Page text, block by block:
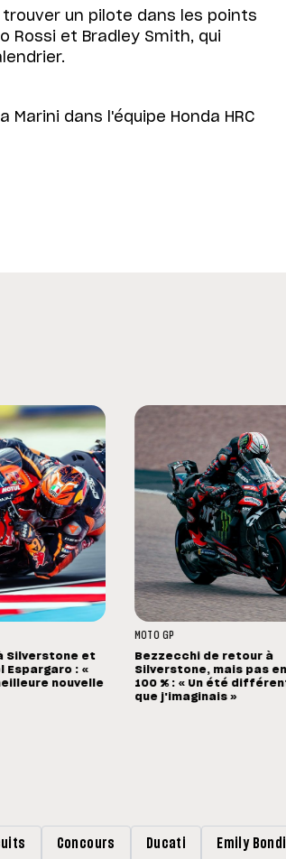
un pilote dans les points
Rossi et Bradley Smith, qui
dans l'équipe Honda HRC
Silverstone et
Espargaro : «
nouvelle
MOTO GP
Bezzecchi de retour à
Silverstone, mais pas
100 % : « Un été
que j'imaginais »
Concours Ducati Emily Bondi